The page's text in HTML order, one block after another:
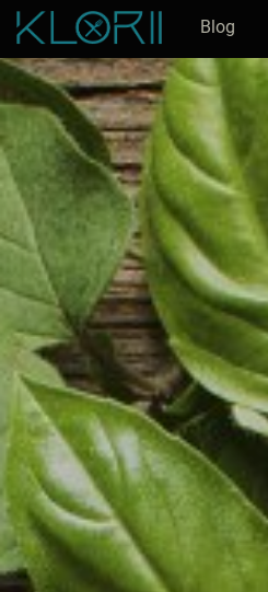
Blog